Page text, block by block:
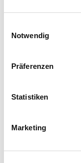
Notwendig
Präferenzen
Statistiken
Marketing